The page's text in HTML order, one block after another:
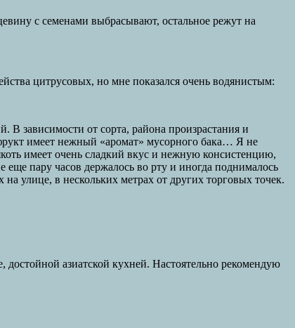
с семенами выбрасывают, остальное режут на
цитрусовых, но мне показался очень водянистым:
В зависимости от сорта, района произрастания и
имеет нежный «аромат» мусорного бака… Я не
имеет очень сладкий вкус и нежную консистенцию,
еще пару часов держалось во рту и иногда поднималось
улице, в нескольких метрах от других торговых точек.
азиатской кухней. Настоятельно рекомендую